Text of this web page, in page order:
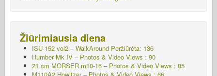
Žiūrimiausia diena
ISU-152 vol2 – WalkAround Peržiūrėta: 136
Humber Mk IV – Photos & Video Views : 90
21 cm MORSER m10-16 – Photos & Video Views : 85